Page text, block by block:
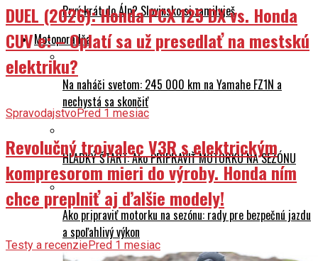
Prvý krát do Álp? Slovinsko si zamiluješ
Motoporadňa
Na naháči svetom: 245 000 km na Yamahe FZ1N a
nechystá sa skončiť
HLADKÝ ŠTART: Ako PRIPRAVIŤ MOTORKU NA SEZÓNU
Ako pripraviť motorku na sezónu: rady pre bezpečnú jazdu
a spoľahlivý výkon
DUEL (2026): Honda PCX 125 DX vs. Honda
CUV e: – Oplatí sa už presedlať na mestskú
elektriku?
SpravodajstvoPred 1 mesiac
Revolučný trojvalec V3R s elektrickým
kompresorom mieri do výroby. Honda ním
chce preplniť aj ďalšie modely!
Testy a recenziePred 1 mesiac